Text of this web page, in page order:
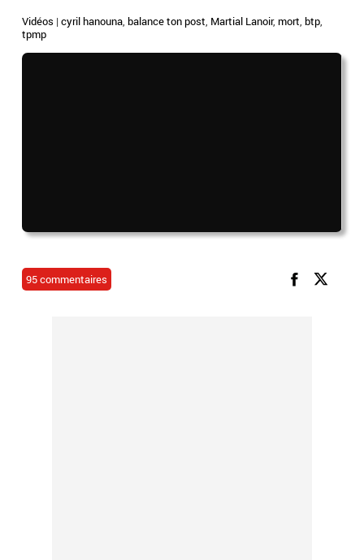
Vidéos |cyril hanouna,balance ton post, Martial Lanoir,mort,btp,
tpmp
95 commentaires